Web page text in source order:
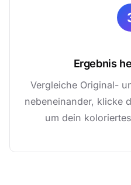
Ergebnis
Vergleiche Original-
nebeneinander, klicke
um dein